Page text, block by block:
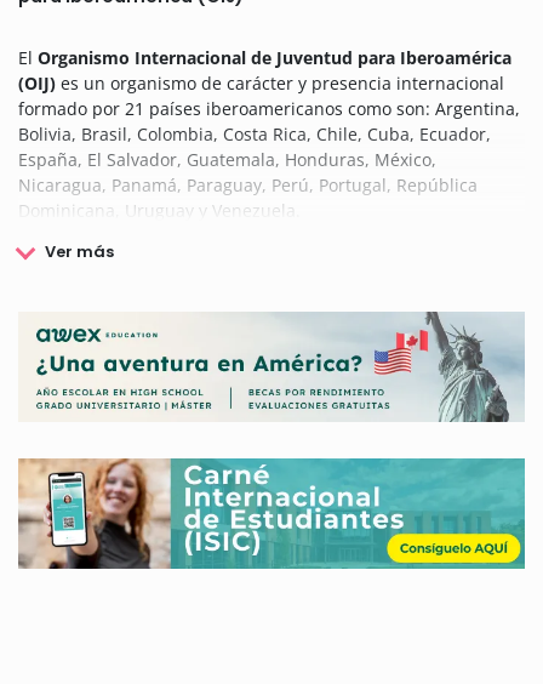
El Organismo Internacional de Juventud para Iberoamérica
(OIJ) es un organismo de carácter y presencia internacional
formado por 21 países iberoamericanos como son: Argentina,
Bolivia, Brasil, Colombia, Costa Rica, Chile, Cuba, Ecuador,
España, El Salvador, Guatemala, Honduras, México,
Nicaragua, Panamá, Paraguay, Perú, Portugal, República
Dominicana, Uruguay y Venezuela.
Este organismo internacional tiene como objetivo principal
citados países y para ello promueve y desarrolla numerosas
iniciativas y actividades relacionadas con la formación y la
cultura.
El Organismo Internacional de Juventud para Iberoamérica
(OIJ) es consciente de la importancia de reconocimiento de la
población joven debido a su capacidad para llevar a cabo la
transformación necesaria para conseguir una sociedad en
común que sea justa y que aporte igualdad de oportunidades
entre sus miembros, entre otros valores.
Uno de los campos más destacables donde actúa el